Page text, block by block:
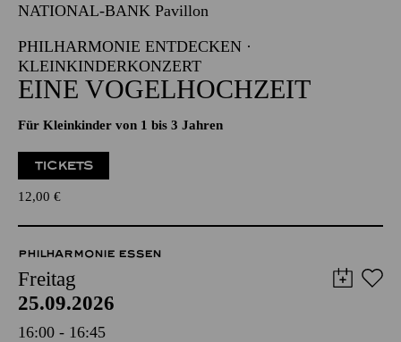
NATIONAL-BANK Pavillon
PHILHARMONIE ENTDECKEN ·
KLEINKINDERKONZERT
EINE VOGELHOCHZEIT
Für Kleinkinder von 1 bis 3 Jahren
TICKETS
12,00 €
PHILHARMONIE ESSEN
Freitag
25.09.2026
16:00 - 16:45